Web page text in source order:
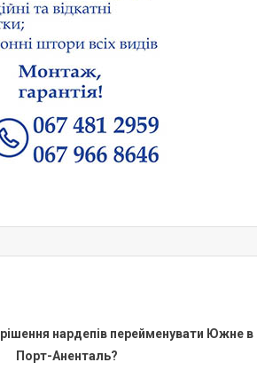
нардепів перейменувати Южне в
Порт-Аненталь?